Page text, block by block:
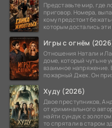
Представьте мир, где
приговор. Номера,
кому предстоит
которым достались
Игры с огнём
Отношения Натали и
доме, который чуть не
взаимное напряжение.
пожарный Джек. Он
Худу (2026)
Двое преступников,
от криминального
найти сундук с
то спрятали в старом